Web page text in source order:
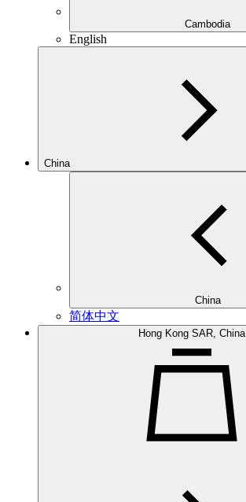
Cambodia
English
China
China
简体中文
Hong Kong SAR, China